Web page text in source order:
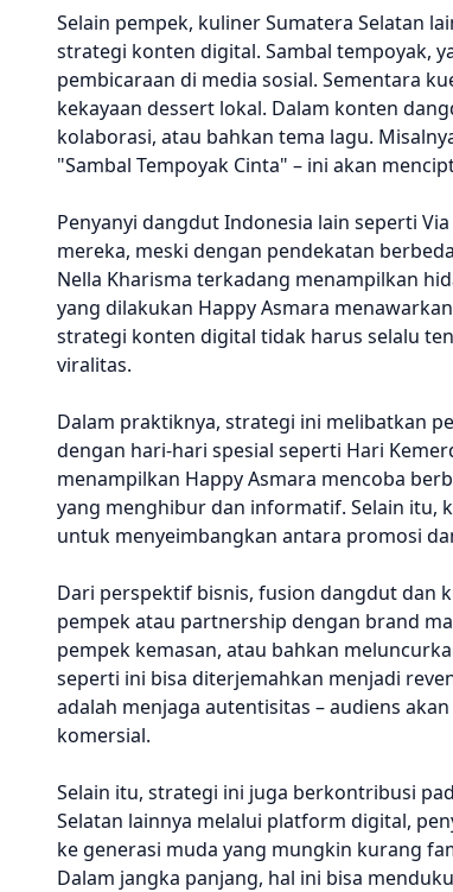
Selain pempek, kuliner Sumatera Selatan
strategi konten digital. Sambal tempoyak,
pembicaraan di media sosial. Sementara
kekayaan dessert lokal. Dalam konten
kolaborasi, atau bahkan tema lagu.
"Sambal Tempoyak Cinta" – ini akan
Penyanyi dangdut Indonesia lain seperti
mereka, meski dengan pendekatan
Nella Kharisma terkadang menampilkan
yang dilakukan Happy Asmara
strategi konten digital tidak harus selalu
viralitas.
Dalam praktiknya, strategi ini melibatkan
dengan hari-hari spesial seperti Hari
menampilkan Happy Asmara mencoba
yang menghibur dan informatif. Selain itu,
untuk menyeimbangkan antara promosi
Dari perspektif bisnis, fusion dangdut dan
pempek atau partnership dengan brand
pempek kemasan, atau bahkan
seperti ini bisa diterjemahkan menjadi
adalah menjaga autentisitas – audiens
komersial.
Selain itu, strategi ini juga berkontribusi
Selatan lainnya melalui platform digital,
ke generasi muda yang mungkin kurang
Dalam jangka panjang, hal ini bisa